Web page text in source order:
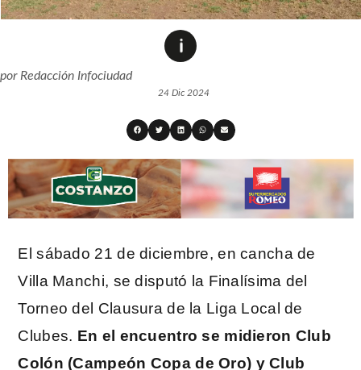
porRedacción Infociudad
24 Dic 2024
El sábado 21 de diciembre, en cancha de
Villa Manchi, se disputó la Finalísima del
Torneo del Clausura de la Liga Local de
Clubes. En el encuentro se midieron Club
Colón (Campeón Copa de Oro) y Club